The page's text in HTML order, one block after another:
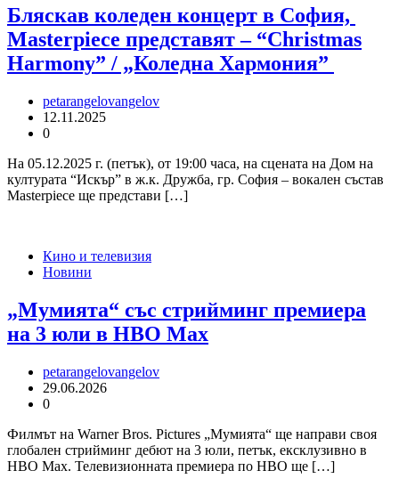
Бляскав коледен концерт в София,
Masterpiece представят – “Christmas
Harmony” / „Коледна Хармония”
petarangelovangelov
12.11.2025
0
На 05.12.2025 г. (петък), от 19:00 часа, на сцената на Дом на
културата “Искър” в ж.к. Дружба, гр. София – вокален състав
Masterpiece ще представи […]
Кино и телевизия
Новини
„Мумията“ със стрийминг премиера
на 3 юли в HBO Max
petarangelovangelov
29.06.2026
0
Филмът на Warner Bros. Pictures „Мумията“ ще направи своя
глобален стрийминг дебют на 3 юли, петък, ексклузивно в
HBO Max. Телевизионната премиера по HBO ще […]